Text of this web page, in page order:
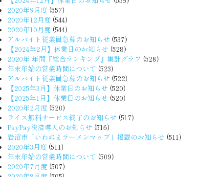
2020年9月度 (557)
2020年12月度 (544)
2020年10月度 (544)
アルバイト従業員急募のお知らせ (537)
【2024年2月】休業日のお知らせ (528)
2020年 年間『総合ランキング』集計グラフ (528)
年末年始の営業時間について (523)
アルバイト従業員急募のお知らせ (522)
【2025年3月】休業日のお知らせ (520)
【2025年1月】休業日のお知らせ (520)
2020年2月度 (520)
ライス無料サービス終了のお知らせ (517)
PayPay決済導入のお知らせ (516)
岩沼市「いわぬまラーメンマップ」掲載のお知らせ (511)
2020年3月度 (511)
年末年始の営業時間について (509)
2020年7月度 (507)